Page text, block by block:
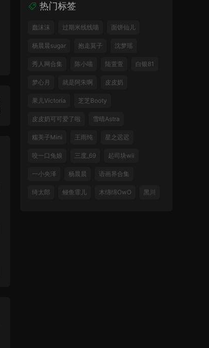
热门标签
蠢沫沫 过期米线线喵 面饼仙儿
杨晨晨sugar 抱走莫子 沈梦瑶
秀人网合集 陈小喵 陆萱萱 白银81
梦心月 就是阿朱啊 皮皮奶
果儿Victoria 芝芝Booty
皮皮奶可可爱了啦 雪晴Astra
糯美子Mini 王雨纯 星之迟迟
咬一口兔娘 三度_69 起司块wii
一小央泽 杨晨晨 语画界合集
绮太郎 鳗鱼霏儿 木绵绵OwO 黑川